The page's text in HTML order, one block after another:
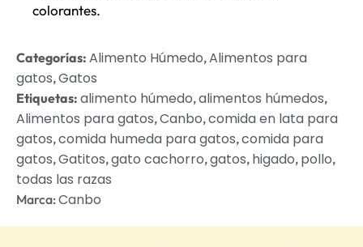
colorantes.
Categorías: Alimento Húmedo,Alimentos para
gatos,Gatos
Etiquetas: alimento húmedo,alimentos húmedos,
Alimentos para gatos,Canbo,comida en lata para
gatos,comida humeda para gatos,comida para
gatos,Gatitos,gato cachorro,gatos, higado, pollo,
todas las razas
Marca:Canbo